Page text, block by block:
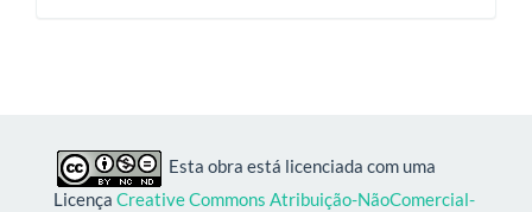
Esta obra está licenciada com uma
Licença Creative Commons Atribuição-NãoComercial-